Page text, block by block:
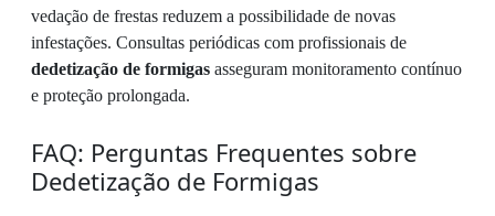
vedação de frestas reduzem a possibilidade de novas
infestações. Consultas periódicas com profissionais de
dedetização de formigas asseguram monitoramento contínuo
e proteção prolongada.
FAQ: Perguntas Frequentes sobre
Dedetização de Formigas